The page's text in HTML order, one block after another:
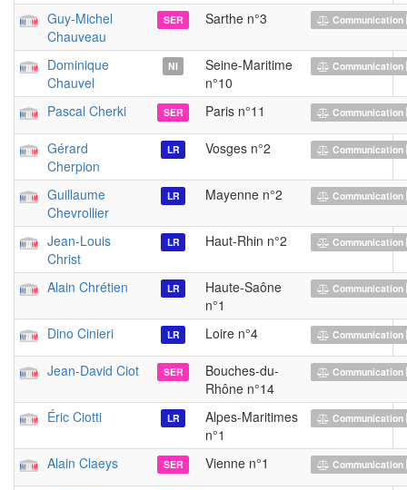
Guy-Michel
Chauveau
SER Sarthe n°3
Dominique
Chauvel
NI
Seine-Maritime
n°10
Pascal Cherki SER Paris n°11
Gérard
Cherpion
LR Vosges n°2
Guillaume
Chevrollier
LR Mayenne n°2
Jean-Louis
Christ
LR Haut-Rhin n°2
Alain Chrétien LR
Haute-Saône
n°1
Dino Cinieri LR Loire n°4
Jean-David Ciot SER
Bouches-du-
Rhône n°14
Éric Ciotti LR
Alpes-Maritimes
n°1
Alain Claeys SER Vienne n°1